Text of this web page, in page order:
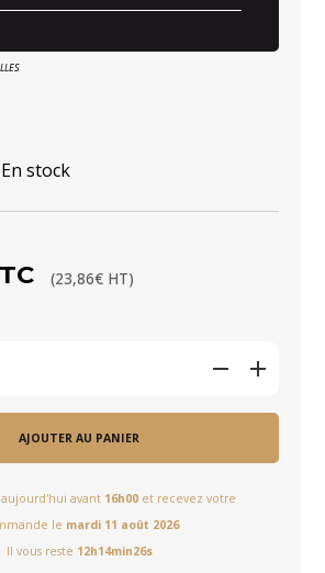
En stock
(23,86€ HT)
AJOUTER AU PANIER
avant 16h00 et recevez votre
le mardi 11 août 2026
Il vous reste 12h14min26s